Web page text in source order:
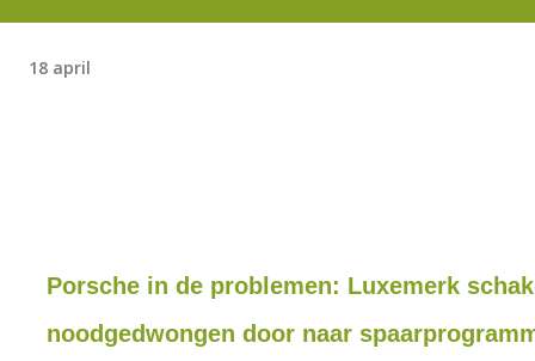
18 april
Porsche in de problemen: Luxemerk
noodgedwongen door naar